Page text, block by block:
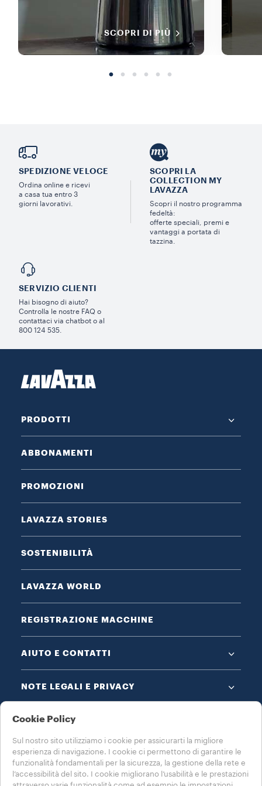
SCOPRI DI PIÙ
SPEDIZIONE VELOCE
Ordina online e ricevi
a casa tua entro 3
giorni lavorativi.
SCOPRI LA
COLLECTION MY
LAVAZZA
Scopri il nostro programma
fedeltà:
offerte speciali, premi e
vantaggi a portata di
tazzina.
SERVIZIO CLIENTI​
Hai bisogno di aiuto?​
Controlla le nostre FAQ o
contattaci via chatbot o al
800 124 535.
PRODOTTI
ABBONAMENTI
PROMOZIONI
LAVAZZA STORIES
SOSTENIBILITÀ
LAVAZZA WORLD
REGISTRAZIONE MACCHINE
AIUTO E CONTATTI
NOTE LEGALI E PRIVACY
SCEGLI IL TUO PAESE
Cookie Policy
Sul nostro sito utilizziamo i cookie per assicurarti la migliore
esperienza di navigazione. I cookie ci permettono di garantire le
funzionalità fondamentali per la sicurezza, la gestione della rete e
l’accessibilità del sito. I cookie migliorano l’usabilità e le prestazioni